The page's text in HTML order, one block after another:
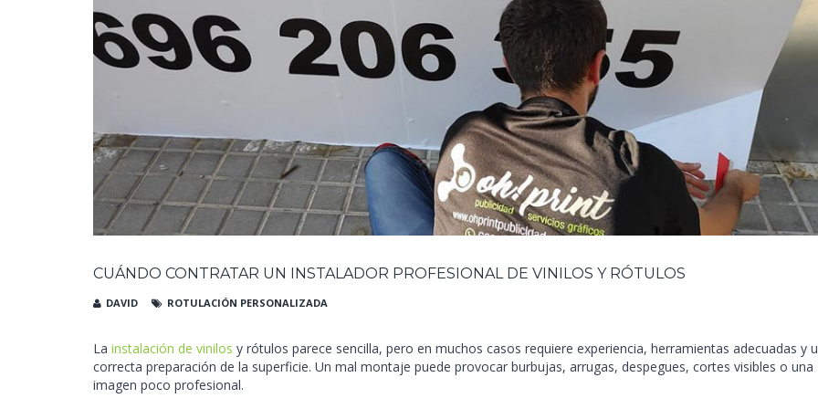
CUÁNDO CONTRATAR UN INSTALADOR PROFESIONAL DE VINILOS Y RÓTULOS
DAVID ROTULACIÓN PERSONALIZADA
La instalación de vinilos y rótulos parece sencilla, pero en muchos casos requiere experiencia, herramientas adecuadas y
correcta preparación de la superficie. Un mal montaje puede provocar burbujas, arrugas, despegues, cortes visibles o una
imagen poco profesional.